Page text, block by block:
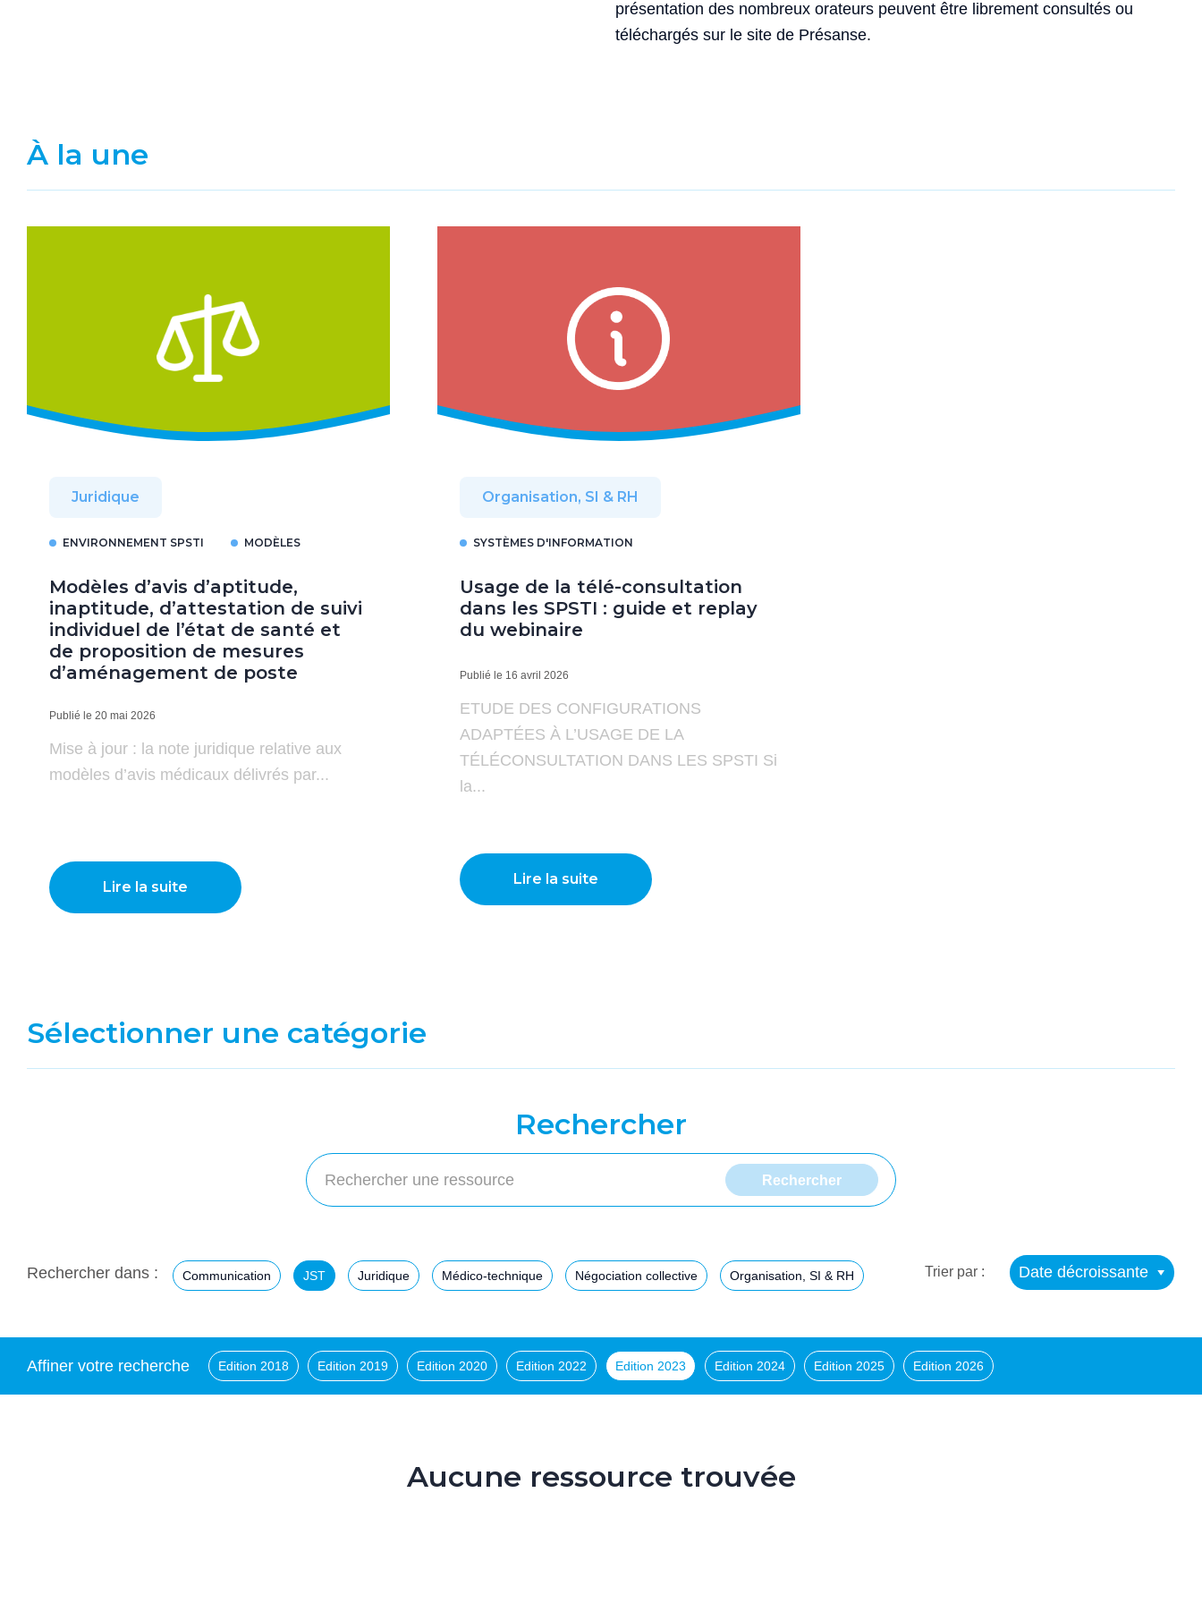
présentation des nombreux orateurs peuvent être librement consultés ou
téléchargés sur le site de Présanse.
À la une
Juridique
ENVIRONNEMENT SPSTI MODÈLES
Modèles d’avis d’aptitude,
inaptitude, d’attestation de suivi
individuel de l’état de santé et
de proposition de mesures
d’aménagement de poste
Publié le 20 mai 2026
Mise à jour : la note juridique relative aux
modèles d’avis médicaux délivrés par...
Lire la suite
Organisation, SI & RH
SYSTÈMES D'INFORMATION
Usage de la télé-consultation
dans les SPSTI : guide et replay
du webinaire
Publié le 16 avril 2026
ETUDE DES CONFIGURATIONS
ADAPTÉES À L’USAGE DE LA
TÉLÉCONSULTATION DANS LES SPSTI Si
la...
Lire la suite
Sélectionner une catégorie
Rechercher
Rechercher dans : Communication JST Juridique Médico-technique Négociation collective Organisation, SI & RH Trier par : Date décroissante
Affiner votre recherche Edition 2018 Edition 2019 Edition 2020 Edition 2022 Edition 2023 Edition 2024 Edition 2025 Edition 2026
Aucune ressource trouvée